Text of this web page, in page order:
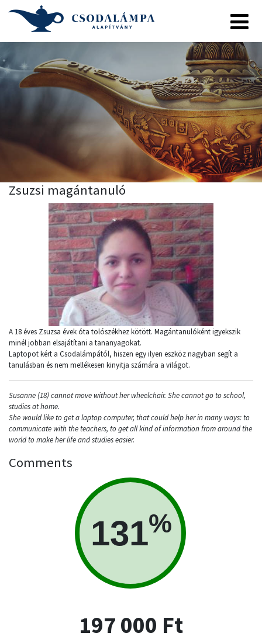
Zsuzsi magántanuló
A 18 éves Zsuzsa évek óta tolószékhez kötött. Magántanulóként igyekszik
minél jobban elsajátítani a tananyagokat.
Laptopot kért a Csodalámpától, hiszen egy ilyen eszköz nagyban segít a
tanulásban és nem mellékesen kinyitja számára a világot.
Susanne (18) cannot move without her wheelchair. She cannot go to school,
studies at home.
She would like to get a laptop computer, that could help her in many ways: to
communicate with the teachers, to get all kind of information from around the
world to make her life and studies easier.
Comments
131%
197 000 Ft